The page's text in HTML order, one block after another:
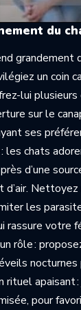
du
grandement
un coin
lui plusieurs
sur le
ses
les chats
d’une
d’air.
les
rassure votre
rôle :
nocturnes
apaisant :
pour